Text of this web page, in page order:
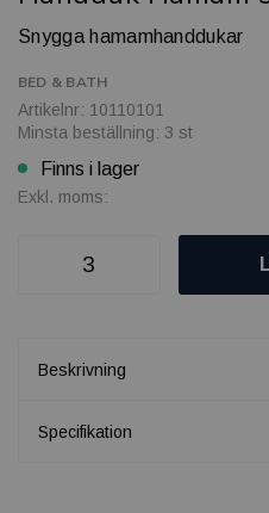
Snygga hamamhanddukar
BED & BATH
Artikelnr: 10110101
Minsta beställning: 3 st
Finns i lager
Exkl. moms:
Beskrivning
Specifikation